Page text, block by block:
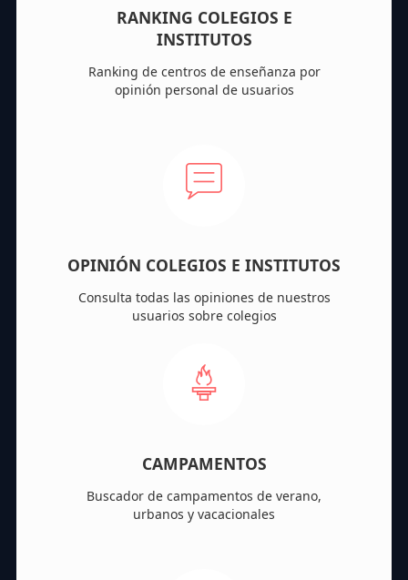
RANKING COLEGIOS E
INSTITUTOS
Ranking de centros de enseñanza por
opinión personal de usuarios
OPINIÓN COLEGIOS E INSTITUTOS
Consulta todas las opiniones de nuestros
usuarios sobre colegios
CAMPAMENTOS
Buscador de campamentos de verano,
urbanos y vacacionales